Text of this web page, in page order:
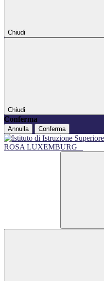
Chiudi
Chiudi
Conferma
Annulla Conferma
ROSA LUXEMBURG